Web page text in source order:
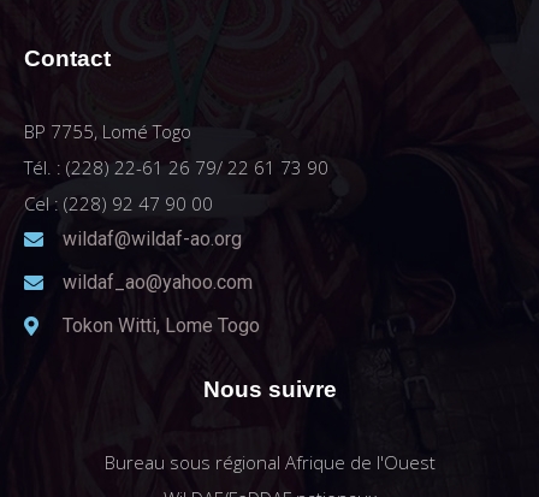
Contact
BP 7755, Lomé Togo
Tél. : (228) 22-61 26 79/ 22 61 73 90
Cel : (228) 92 47 90 00
wildaf@wildaf-ao.org
wildaf_ao@yahoo.com
Tokon Witti, Lome Togo
Nous suivre
Bureau sous régional Afrique de l'Ouest